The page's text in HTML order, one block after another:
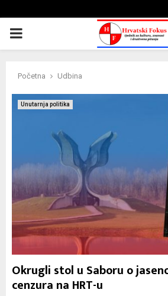
PRIMARY
Početna Udbina
Unutarnja politika
Okrugli stol u Saboru o
cenzura na HRT-u